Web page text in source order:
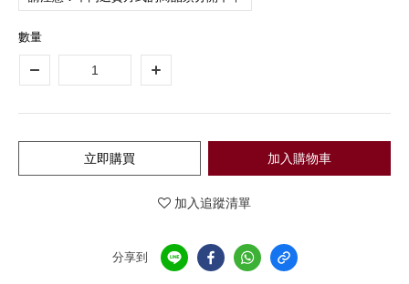
數量
加入購物車
立即購買
加入追蹤清單
分享到